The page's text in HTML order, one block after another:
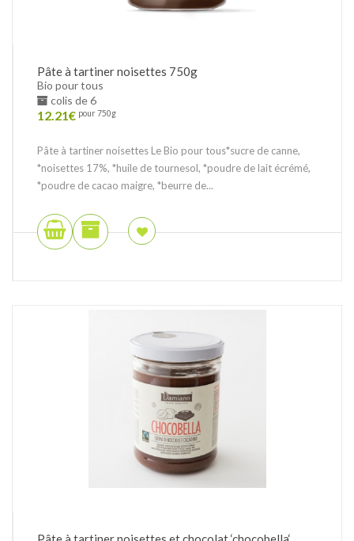
Pâte à tartiner noisettes 750g
Bio pour tous
colis de 6
12.21€ pour 750g
Pâte à tartiner noisettes Le Bio pour tous*sucre de canne,
*noisettes 17%, *huile de tournesol, *poudre de lait écrémé,
*poudre de cacao maigre, *beurre de...